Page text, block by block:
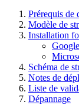
Prérequis de
Modèle de
Installation
Schéma de
Notes de
Liste de
Dépannage